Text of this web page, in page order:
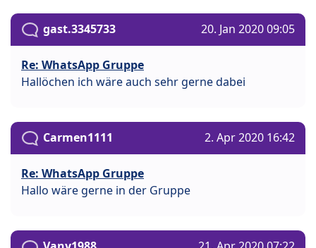
gast.3345733 20. Jan 2020 09:05
Re: WhatsApp Gruppe
Hallöchen ich wäre auch sehr gerne dabei
Carmen1111 2. Apr 2020 16:42
Re: WhatsApp Gruppe
Hallo wäre gerne in der Gruppe